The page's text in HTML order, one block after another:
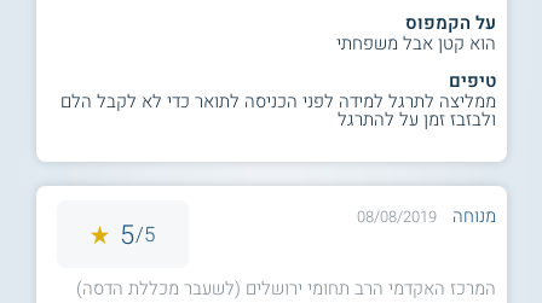
על הקמפוס
הוא קטן אבל משפחתי
טיפים
ממליצה לתרגל למידה לפני הכניסה לתואר כדי לא לקבל הלם
ולבזבז זמן על להתרגל
מנוחה 08/08/2019
5/
5
המרכז האקדמי הרב תחומי ירושלים (לשעבר מכללת הדסה)